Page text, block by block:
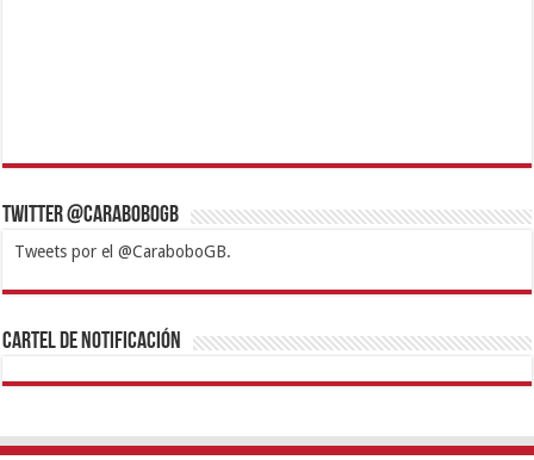
Twitter @CaraboboGB
Tweets por el @CaraboboGB.
1xbetBetturkeyBetistKralbetSupertotobetTipobetMatadorbetMariobet
https://mvbcasino.com/
Cartel de Notificación